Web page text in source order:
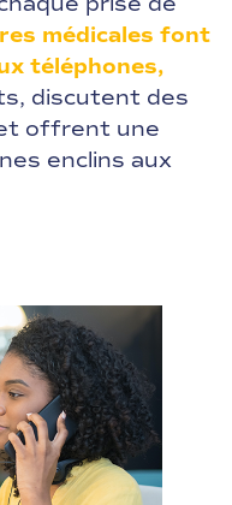
médicales font
téléphones,
discutent des
offrent une
enclins aux